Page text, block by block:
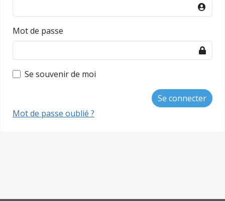
Mot de passe
Se souvenir de moi
Mot de passe oublié ?